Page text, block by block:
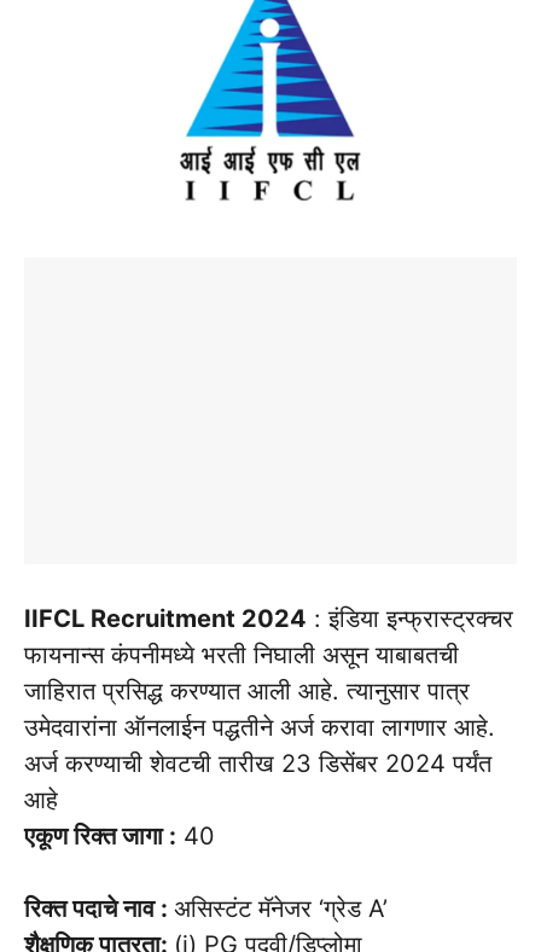
IIFCL Recruitment 2024 : इंडिया इन्फ्रास्ट्रक्चर
फायनान्स कंपनीमध्ये भरती निघाली असून याबाबतची
जाहिरात प्रसिद्ध करण्यात आली आहे. त्यानुसार पात्र
उमेदवारांना ऑनलाईन पद्धतीने अर्ज करावा लागणार आहे.
अर्ज करण्याची शेवटची तारीख 23 डिसेंबर 2024 पर्यंत
आहे
एकूण रिक्त जागा : 40
रिक्त पदाचे नाव : असिस्टंट मॅनेजर ‘ग्रेड A’
शैक्षणिक पात्रता: (i) PG पदवी/डिप्लोमा